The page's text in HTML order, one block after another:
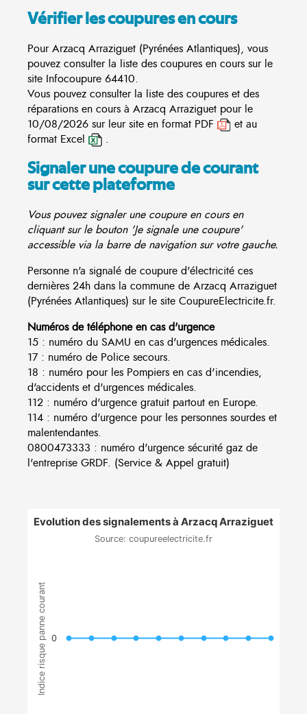
Vérifier les coupures en cours
Pour Arzacq Arraziguet (Pyrénées Atlantiques), vous
pouvez consulter la liste des coupures en cours sur le
site Infocoupure 64410.
Vous pouvez consulter la liste des coupures et des
réparations en cours à Arzacq Arraziguet pour le
10/08/2026 sur leur site en format PDF
et au
format Excel
.
Signaler une coupure de courant
sur cette plateforme
Vous pouvez signaler une coupure en cours en
cliquant sur le bouton 'Je signale une coupure'
accessible via la barre de navigation sur votre gauche.
Personne n'a signalé de coupure d'électricité ces
dernières 24h dans la commune de Arzacq Arraziguet
(Pyrénées Atlantiques) sur le site CoupureElectricite.fr.
Numéros de téléphone en cas d'urgence
15 : numéro du SAMU en cas d'urgences médicales.
17 : numéro de Police secours.
18 : numéro pour les Pompiers en cas d'incendies,
d'accidents et d'urgences médicales.
112 : numéro d'urgence gratuit partout en Europe.
114 : numéro d'urgence pour les personnes sourdes et
malentendantes.
0800473333 : numéro d'urgence sécurité gaz de
l'entreprise GRDF. (Service & Appel gratuit)
Indice risque panne courant
Evolution des signalements à Arzacq Arraziguet
Source: coupureelectricite.fr
0